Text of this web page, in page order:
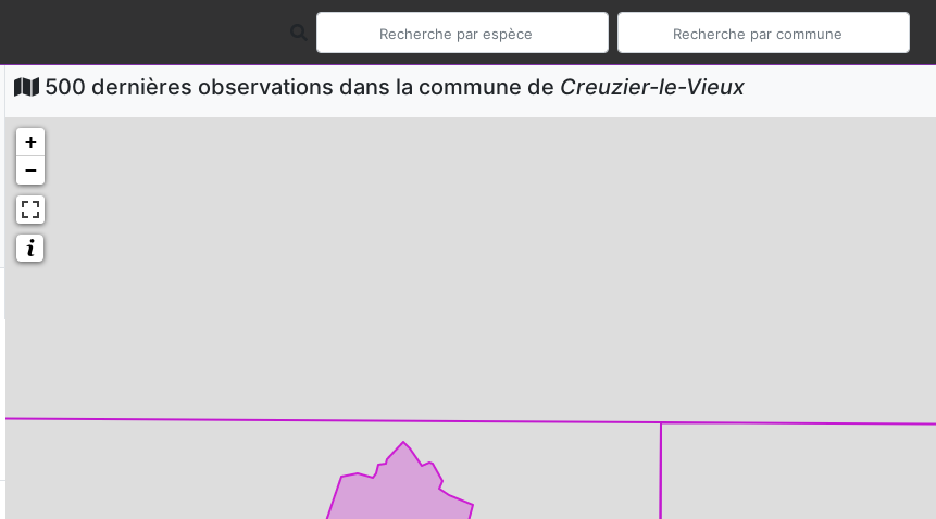
500 dernières observations dans la commune de Creuzier-le-Vieux
+
−